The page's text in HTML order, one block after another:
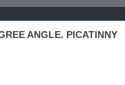
ANGLE. PICATINNY